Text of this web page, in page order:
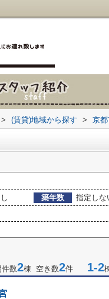
> (賃貸)地域から探す > 京
築年数
指定しな
件数2棟 空き数2件 1-2